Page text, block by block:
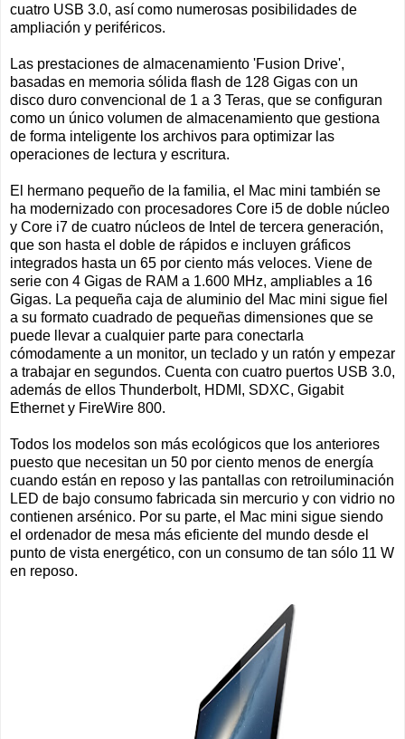
cuatro USB 3.0, así como numerosas posibilidades de
ampliación y periféricos.
Las prestaciones de almacenamiento 'Fusion Drive',
basadas en memoria sólida flash de 128 Gigas con un
disco duro convencional de 1 a 3 Teras, que se configuran
como un único volumen de almacenamiento que gestiona
de forma inteligente los archivos para optimizar las
operaciones de lectura y escritura.
El hermano pequeño de la familia, el Mac mini también se
ha modernizado con procesadores Core i5 de doble núcleo
y Core i7 de cuatro núcleos de Intel de tercera generación,
que son hasta el doble de rápidos e incluyen gráficos
integrados hasta un 65 por ciento más veloces. Viene de
serie con 4 Gigas de RAM a 1.600 MHz, ampliables a 16
Gigas. La pequeña caja de aluminio del Mac mini sigue fiel
a su formato cuadrado de pequeñas dimensiones que se
puede llevar a cualquier parte para conectarla
cómodamente a un monitor, un teclado y un ratón y empezar
a trabajar en segundos. Cuenta con cuatro puertos USB 3.0,
además de ellos Thunderbolt, HDMI, SDXC, Gigabit
Ethernet y FireWire 800.
Todos los modelos son más ecológicos que los anteriores
puesto que necesitan un 50 por ciento menos de energía
cuando están en reposo y las pantallas con retroiluminación
LED de bajo consumo fabricada sin mercurio y con vidrio no
contienen arsénico. Por su parte, el Mac mini sigue siendo
el ordenador de mesa más eficiente del mundo desde el
punto de vista energético, con un consumo de tan sólo 11 W
en reposo.